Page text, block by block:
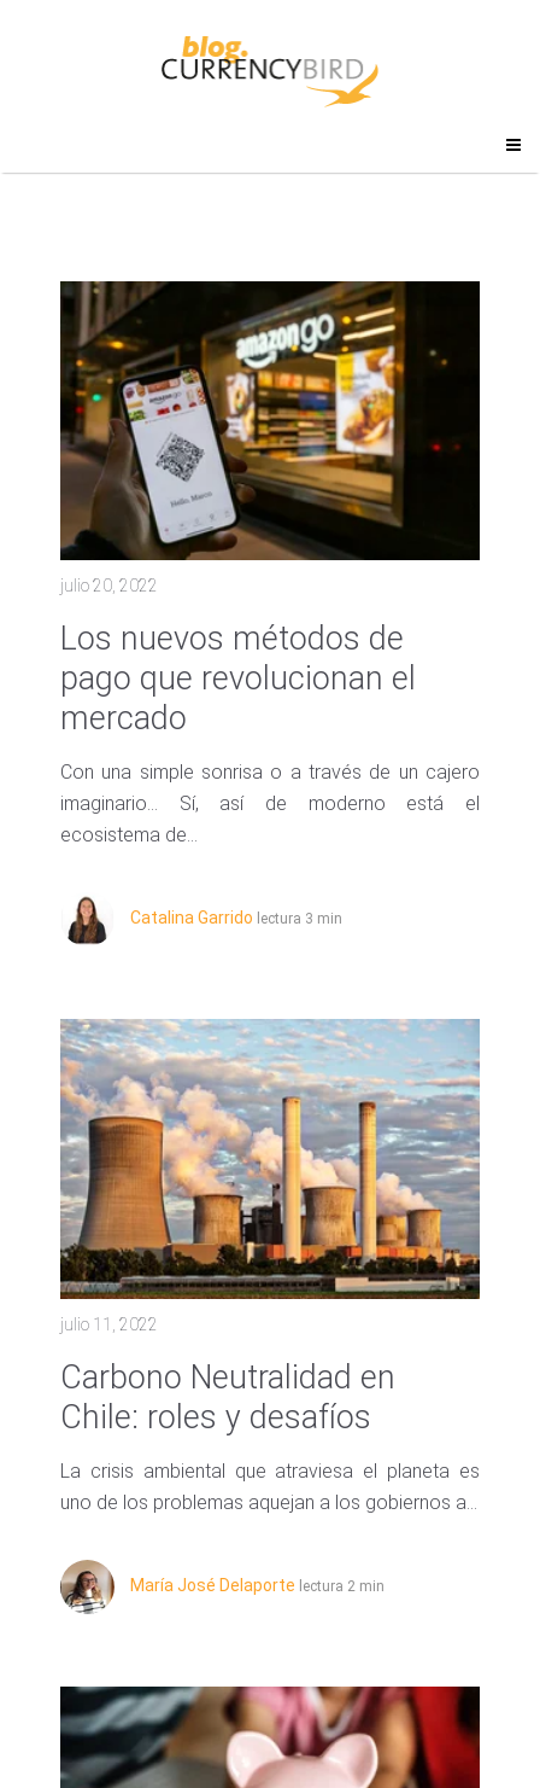
julio 20, 2022
Los nuevos métodos de
pago que revolucionan el
mercado
Con una simple sonrisa o a través de un cajero
imaginario… Sí, así de moderno está el
ecosistema de...
Catalina Garrido lectura 3 min
julio 11, 2022
Carbono Neutralidad en
Chile: roles y desafíos
La crisis ambiental que atraviesa el planeta es
uno de los problemas aquejan a los gobiernos a...
María José Delaporte lectura 2 min